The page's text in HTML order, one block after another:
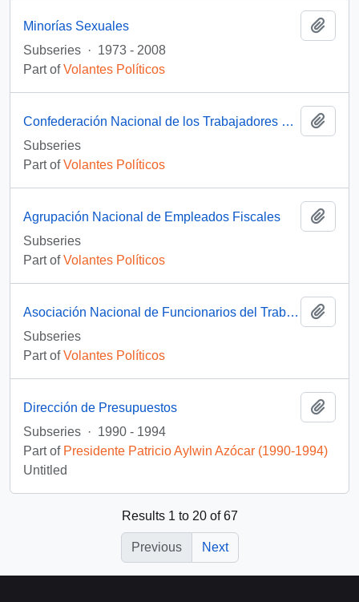
Minorías Sexuales
Subseries · 1973 - 2008
Part ofVolantes Políticos
Confederación Nacional de los Trabajadores de la Salud
Subseries
Part ofVolantes Políticos
Agrupación Nacional de Empleados Fiscales
Subseries
Part ofVolantes Políticos
Asociación Nacional de Funcionarios del Trabajo de Chile
Subseries
Part ofVolantes Políticos
Dirección de Presupuestos
Subseries · 1990 - 1994
Part of Presidente Patricio Aylwin Azócar (1990-1994)
Untitled
Results 1 to 20 of 67
Previous Next